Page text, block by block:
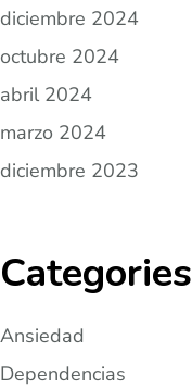
diciembre 2024
octubre 2024
abril 2024
marzo 2024
diciembre 2023
Categories
Ansiedad
Dependencias